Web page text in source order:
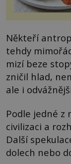
Někteří
tehdy
mizí beze
zničil hlad,
ale i
Podle jedné z
civilizaci a
Další
dolech nebo